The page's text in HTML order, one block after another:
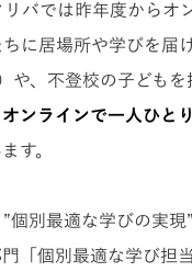
バでは昨年度からオ
に居場所や学びを届
や、不登校の子ども
オンラインで一人ひと
す。
個別最適な学びの実
「個別最適な学び担